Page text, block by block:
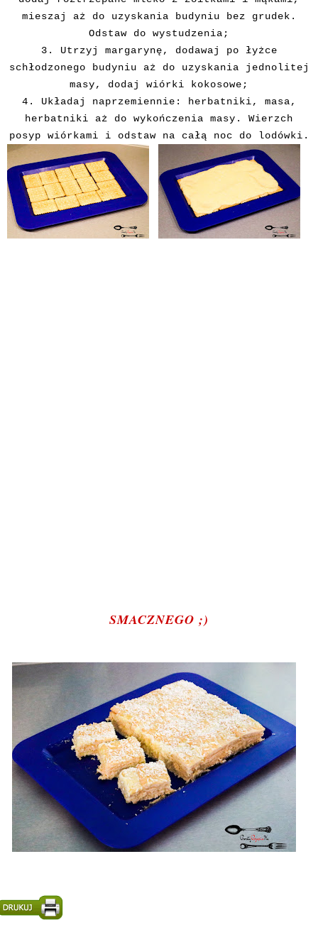
mieszaj aż do uzyskania budyniu bez grudek.
Odstaw do wystudzenia;
3. Utrzyj margarynę, dodawaj po łyżce
schłodzonego budyniu aż do uzyskania jednolitej
masy, dodaj wiórki kokosowe;
4. Układaj naprzemiennie: herbatniki, masa,
herbatniki aż do wykończenia masy. Wierzch
posyp wiórkami i odstaw na całą noc do lodówki.
SMACZNEGO ;)